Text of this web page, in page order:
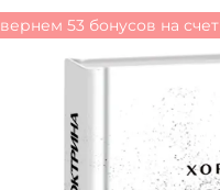
вернем 53 бонусов на счет